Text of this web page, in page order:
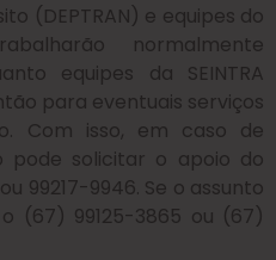
(DEPTRAN) e equipes do
normalmente
equipes da SEINTRA
para eventuais serviços
Com isso, em caso de
pode solicitar o apoio do
99217-9946. Se o assunto
(67) 99125-3865 ou (67)